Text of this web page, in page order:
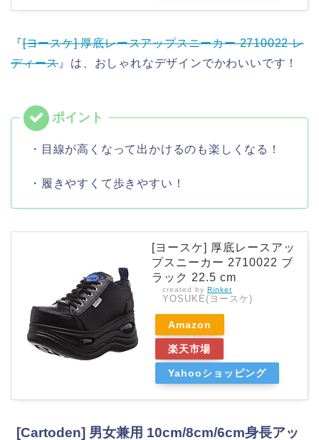
『[ヨースケ] 厚底レースアップスニーカー 2710022 レ
ディース』は、おしゃれなデザインでかわいいです！
・目線が高くなって出かけるのも楽しくなる！
・履きやすくて歩きやすい！
[ヨースケ] 厚底レースアッ
プスニーカー 2710022 ブ
ラック 22.5 cm
created by Rinker
YOSUKE(ヨースケ)
Amazon
楽天市場
Yahooショッピング
[Cartoden] 男女兼用 10cm/8cm/6cm身長アッ